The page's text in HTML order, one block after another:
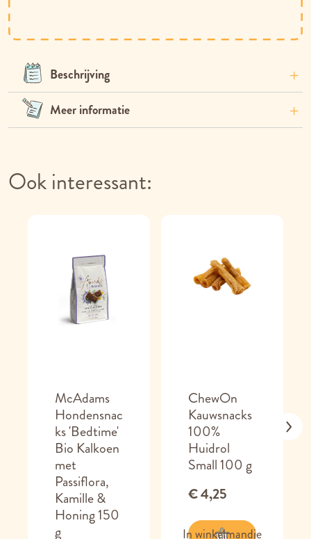
Beschrijving
Meer informatie
Ook interessant:
McAdams
Hondensnac
ks 'Bedtime'
Bio Kalkoen
met
Passiflora,
Kamille &
Honing 150
g
ChewOn
Kauwsnacks
100%
Huidrol
Small 100 g
€ 4,25
In winkelmandje